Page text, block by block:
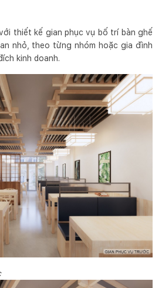
thiết kế gian phục vụ bố trí bàn ghế
nhỏ, theo từng nhóm hoặc gia đình
kinh doanh.